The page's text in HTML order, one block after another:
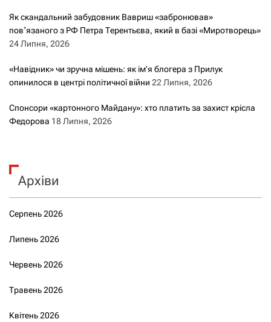
Як скандальний забудовник Вавриш «забронював»
повʼязаного з РФ Петра Терентьєва, який в базі «Миротворець»
24 Липня, 2026
«Навідник» чи зручна мішень: як ім’я блогера з Прилук
опинилося в центрі політичної війни 22 Липня, 2026
Спонсори «картонного Майдану»: хто платить за захист крісла
Федорова 18 Липня, 2026
Архіви
Серпень 2026
Липень 2026
Червень 2026
Травень 2026
Квітень 2026